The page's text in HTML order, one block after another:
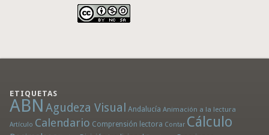
ETIQUETAS
ABN Agudeza Visual Andalucía Animación a la lectura
Artículo Calendario Comprensión lectora Contar Cálculo